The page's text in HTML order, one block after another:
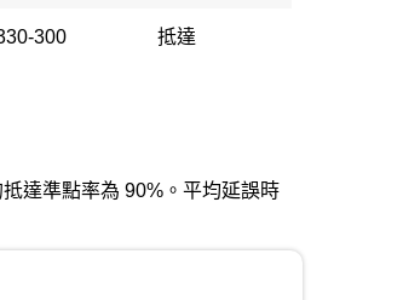
300 抵達
達準點率為 90%。平均延誤時